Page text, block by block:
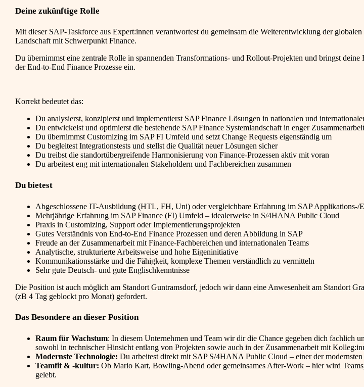
Deine zukünftige Rolle
Mit dieser SAP-Taskforce aus Expert:innen verantwortest du gemeinsam die Weiterentwicklung der
Landschaft mit Schwerpunkt Finance.
Du übernimmst eine zentrale Rolle in spannenden Transformations- und Rollout-Projekten und bringst
der End-to-End Finance Prozesse ein.
Korrekt bedeutet das:
Du analysierst, konzipierst und implementierst SAP Finance Lösungen in nationalen und
Du entwickelst und optimierst die bestehende SAP Finance Systemlandschaft in enger
Du übernimmst Customizing im SAP FI Umfeld und setzt Change Requests eigenständig um
Du begleitest Integrationstests und stellst die Qualität neuer Lösungen sicher
Du treibst die standortübergreifende Harmonisierung von Finance-Prozessen aktiv mit voran
Du arbeitest eng mit internationalen Stakeholdern und Fachbereichen zusammen
Du bietest
Abgeschlossene IT-Ausbildung (HTL, FH, Uni) oder vergleichbare Erfahrung im SAP Applikations-/
Mehrjährige Erfahrung im SAP Finance (FI) Umfeld – idealerweise in S/4HANA Public Cloud
Praxis in Customizing, Support oder Implementierungsprojekten
Gutes Verständnis von End-to-End Finance Prozessen und deren Abbildung in SAP
Freude an der Zusammenarbeit mit Finance-Fachbereichen und internationalen Teams
Analytische, strukturierte Arbeitsweise und hohe Eigeninitiative
Kommunikationsstärke und die Fähigkeit, komplexe Themen verständlich zu vermitteln
Sehr gute Deutsch- und gute Englischkenntnisse
Die Position ist auch möglich am Standort Guntramsdorf, jedoch wir dann eine Anwesenheit am Standort
(zB 4 Tag geblockt pro Monat) gefordert.
Das Besondere an dieser Position
Raum für Wachstum: In diesem Unternehmen und Team wir dir die Chance gegeben dich fachlich
sowohl in technischer Hinsicht entlang von Projekten sowie auch in der Zusammenarbeit mit
Modernste Technologie: Du arbeitest direkt mit SAP S/4HANA Public Cloud – einer der
Teamfit & -kultur: Ob Mario Kart, Bowling-Abend oder gemeinsames After-Work – hier wird
gelebt.